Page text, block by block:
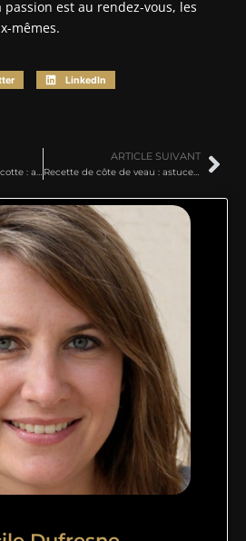
est au rendez-vous, les
mêmes.
LinkedIn
Légumes fondants en cocotte : astuces pour sublimer vos plats maison
ARTICLE SUIVANT
Recette de côte de veau : astuces et accompagnements gourmands